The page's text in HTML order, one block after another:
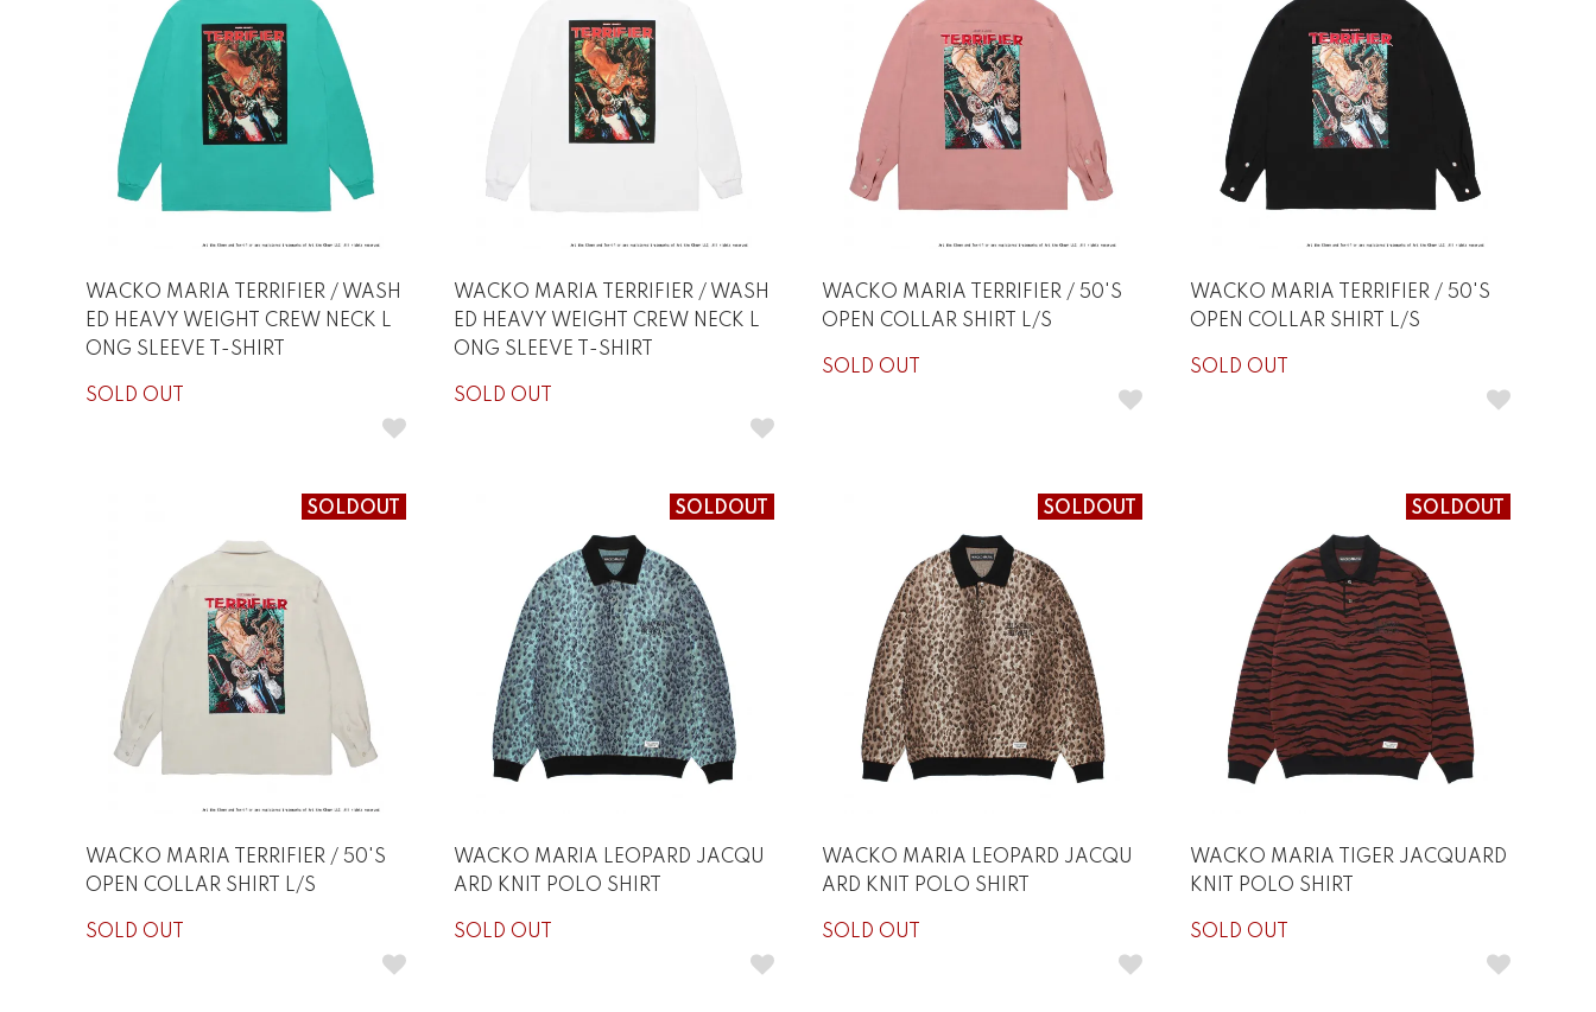
WACKO MARIA TERRIFIER / WASH
ED HEAVY WEIGHT CREW NECK L
ONG SLEEVE T-SHIRT
SOLD OUT
WACKO MARIA TERRIFIER / WASH
ED HEAVY WEIGHT CREW NECK L
ONG SLEEVE T-SHIRT
SOLD OUT
WACKO MARIA TERRIFIER / 50'S
OPEN COLLAR SHIRT L/S
SOLD OUT
WACKO MARIA TERRIFIER / 50'S
OPEN COLLAR SHIRT L/S
SOLD OUT
SOLDOUT
WACKO MARIA TERRIFIER / 50'S
OPEN COLLAR SHIRT L/S
SOLD OUT
SOLDOUT
WACKO MARIA LEOPARD JACQU
ARD KNIT POLO SHIRT
SOLD OUT
SOLDOUT
WACKO MARIA LEOPARD JACQU
ARD KNIT POLO SHIRT
SOLD OUT
SOLDOUT
WACKO MARIA TIGER JACQUARD
KNIT POLO SHIRT
SOLD OUT